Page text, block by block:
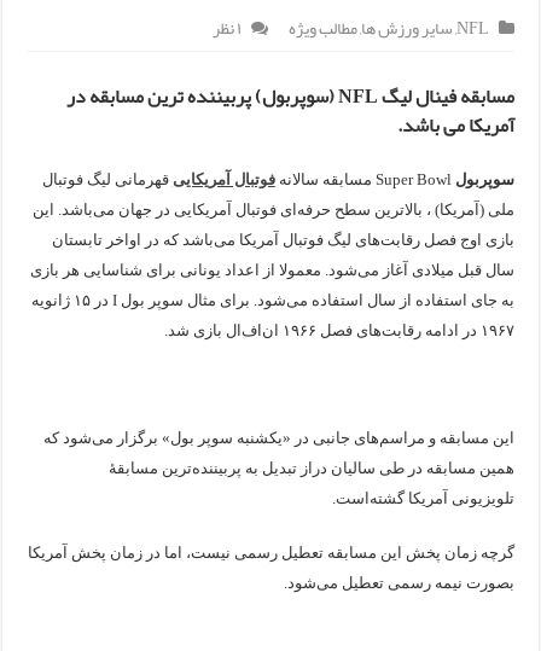
NFL
,سایر ورزش ها,مطالب ویژه ۱ نظر
مسابقه فینال لیگ NFL (سوپربول) پربیننده ترین مسابقه در
آمریکا می باشد.
سوپربول Super Bowl مسابقه سالانهفوتبال آمریکایی قهرمانی لیگ فوتبال
ملی (آمریکا) ، بالاترین سطح حرفه‌ای فوتبال آمریکایی در جهان می‌باشد.‌ این‌‌‌‌
بازی اوج فصل رقابت‌های لیگ فوتبال آمریکا می‌باشد که در اواخر تابستان
سال قبل میلادی آغاز می‌شود. معمولا از اعداد یونانی برای شناسایی هر بازی
به جای استفاده از سال استفاده می‌شود. برای مثال سوپر بول I در ۱۵ ژانویه
۱۹۶۷ در ادامه رقابت‌های فصل ۱۹۶۶ ان‌اف‌ال بازی شد.
این مسابقه و مراسم‌های جانبی در «یکشنبه سوپر بول» برگزار می‌شود که
همین مسابقه در طی سالیان دراز تبدیل به پربیننده‌ترین مسابقهٔ
تلویزیونی آمریکا گشته‌است.
گرچه زمان پخش این مسابقه تعطیل رسمی نیست، اما در زمان پخش آمریکا
بصورت نیمه رسمی تعطیل می‌شود.